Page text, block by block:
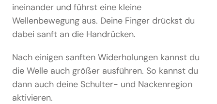
ineinander und führst eine kleine
Wellenbewegung aus. Deine Finger drückst du
dabei sanft an die Handrücken.
Nach einigen sanften Widerholungen kannst du
die Welle auch größer ausführen. So kannst du
dann auch deine Schulter- und Nackenregion
aktivieren.